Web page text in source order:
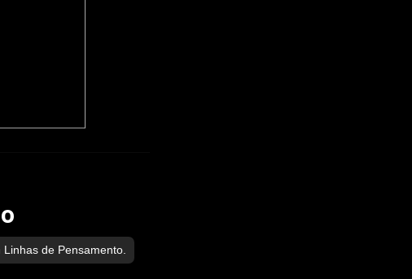
Linhas de Pensamento.